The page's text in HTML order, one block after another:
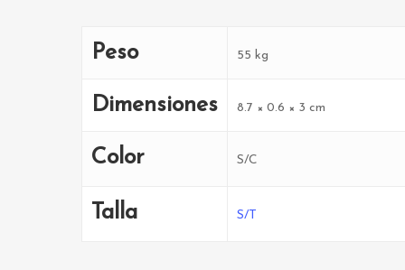
Peso 55 kg
Dimensiones 8.7 × 0.6 × 3 cm
Color S/C
Talla S/T